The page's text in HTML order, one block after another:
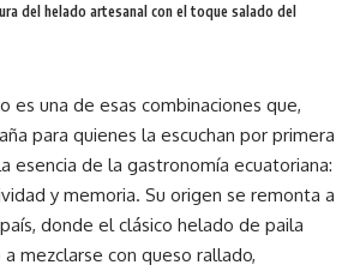
del helado artesanal con el toque salado del
es una de esas combinaciones que,
para quienes la escuchan por primera
esencia de la gastronomía ecuatoriana:
y memoria. Su origen se remonta a
donde el clásico helado de paila
mezclarse con queso rallado,